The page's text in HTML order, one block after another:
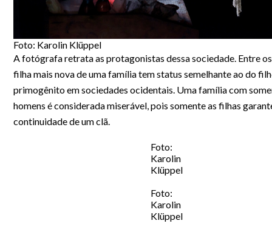
Foto: Karolin Klüppel
A fotógrafa retrata as protagonistas dessa sociedade. Entre
filha mais nova de uma família tem status semelhante ao do
primogênito em sociedades ocidentais. Uma família com
homens é considerada miserável, pois somente as filhas
continuidade de um clã.
Foto:
Karolin
Klüppel
Foto:
Karolin
Klüppel